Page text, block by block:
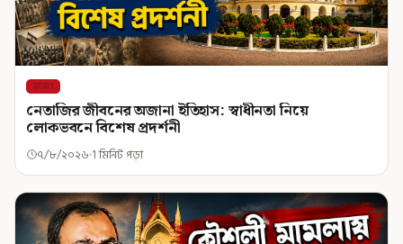
রাজ্য
নেতাজির জীবনের অজানা ইতিহাস: স্বাধীনতা নিয়ে
লোকভবনে বিশেষ প্রদর্শনী
৭/৮/২০২৬ 1 মিনিট পড়া